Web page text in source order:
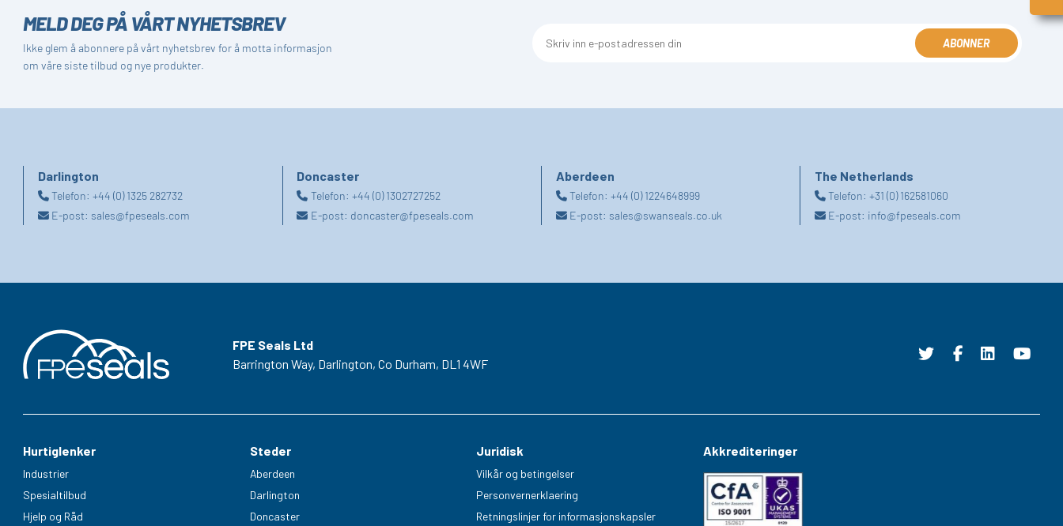
MELD DEG PÅ VÅRT NYHETSBREV
Ikke glem å abonnere på vårt nyhetsbrev for å motta informasjon
om våre siste tilbud og nye produkter.
ABONNER
Darlington
Telefon:+44 (0) 1325 282732
E-post: sales@fpeseals.com
Doncaster
Telefon: +44 (0) 1302727252
E-post: doncaster@fpeseals.com
Aberdeen
Telefon: +44 (0) 1224648999
E-post: sales@swanseals.co.uk
The Netherlands
Telefon:+31 (0) 162581060
E-post: info@fpeseals.com
FPE Seals Ltd
Barrington Way, Darlington, Co Durham, DL1 4WF
Hurtiglenker
Industrier
Spesialtilbud
Hjelp og Råd
Steder
Aberdeen
Darlington
Doncaster
Juridisk
Vilkår og betingelser
Personvernerklaering
Retningslinjer for informasjonskapsler
Akkrediteringer